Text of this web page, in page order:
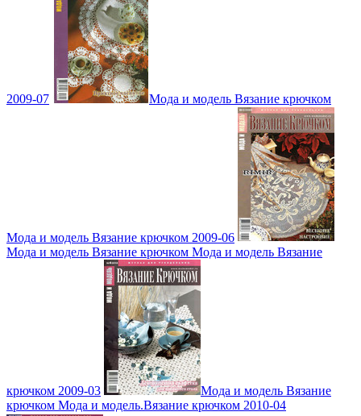
2009-07 Мода и модель Вязание крючком
Мода и модель Вязание крючком 2009-06
Мода и модель Вязание крючком Мода и модель Вязание
крючком 2009-03
Мода и модель Вязание
крючком Мода и модель.Вязание крючком 2010-04